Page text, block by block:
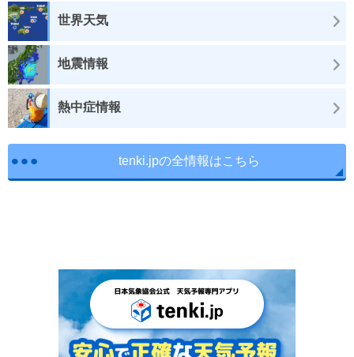
世界天気
地震情報
熱中症情報
tenki.jpの全情報はこちら